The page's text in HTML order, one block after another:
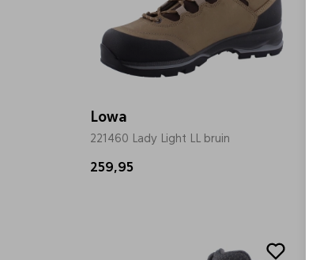
Lowa
221460 Lady Light LL bruin
259,95